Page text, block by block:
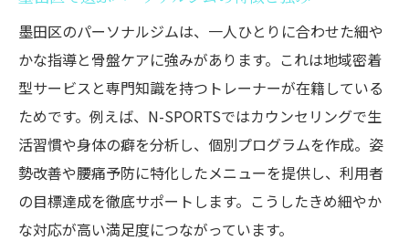
お尻チェックでわかる腰痛リスクと対策
墨田区で人気のパーソナルジムが教える実
践法
腰痛になりやすい人の生活習慣とは？
パーソナルジムが指摘する腰痛リスク習慣
骨盤の歪みを招く日常動作に注意しよう
お尻の筋肉低下が腰痛に与える影響を解説
墨田区のパーソナルジムは、一人ひとりに合わせた細や
かな指導と骨盤ケアに強みがあります。これは地域密着
型サービスと専門知識を持つトレーナーが在籍している
ためです。例えば、N-SPORTSではカウンセリングで生
活習慣や身体の癖を分析し、個別プログラムを作成。姿
勢改善や腰痛予防に特化したメニューを提供し、利用者
の目標達成を徹底サポートします。こうしたきめ細やか
な対応が高い満足度につながっています。